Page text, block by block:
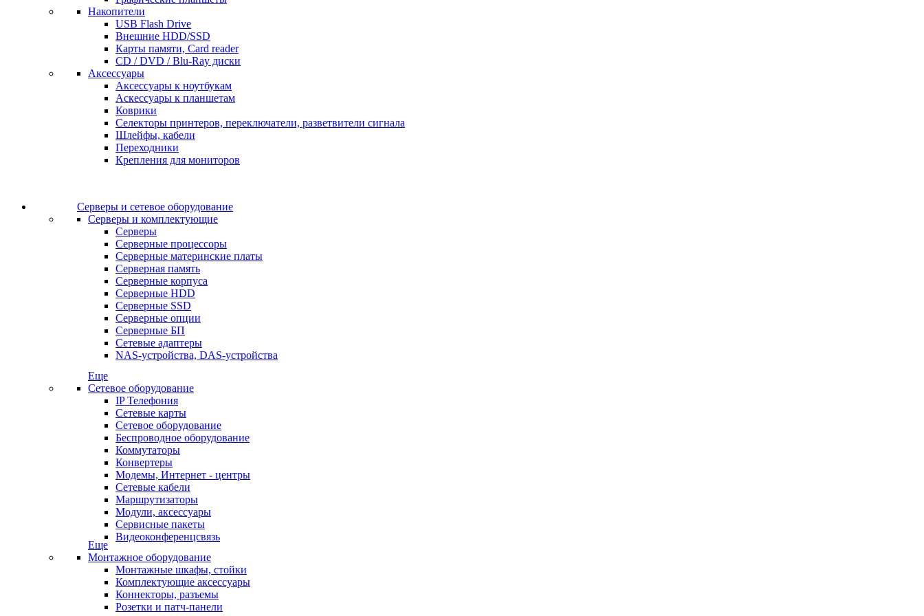
Накопители
USB Flash Drive
Внешние HDD/SSD
Карты памяти, Card reader
CD / DVD / Blu-Ray диски
Аксессуары
Аксессуары к ноутбукам
Аскессуары к планшетам
Коврики
Селекторы принтеров, переключатели, разветвители сигнала
Шлейфы, кабели
Переходники
Крепления для мониторов
Серверы и сетевое оборудование
Серверы и комплектующие
Серверы
Серверные процессоры
Серверные материнские платы
Серверная память
Серверные корпуса
Серверные HDD
Серверные SSD
Серверные опции
Серверные БП
Сетевые адаптеры
NAS-устройства, DAS-устройства
Еще
Сетевое оборудование
IP Телефония
Сетевые карты
Сетевое оборудование
Беспроводное оборудование
Коммутаторы
Конвертеры
Модемы, Интернет - центры
Сетевые кабели
Маршрутизаторы
Модули, аксессуары
Сервисные пакеты
Видеоконференцсвязь
Еще
Монтажное оборудование
Монтажные шкафы, стойки
Комплектующие аксессуары
Коннекторы, разъемы
Розетки и патч-панели